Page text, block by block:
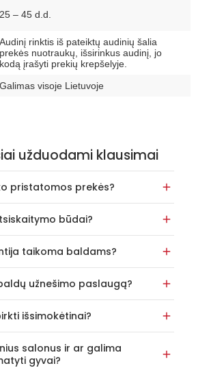
25 – 45 d.d.
Audinį rinktis iš pateiktų audinių šalia
prekės nuotraukų, išsirinkus audinį, jo
kodą įrašyti prekių krepšelyje.
Galimas visoje Lietuvoje
užduodami klausimai
pristatomos prekės?
būdai?
taikoma baldams?
užnešimo paslaugą?
išsimokėtinai?
salonus ir ar galima
gyvai?